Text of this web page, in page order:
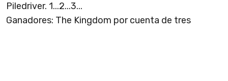
Piledriver. 1...2...3...
Ganadores: The Kingdom por cuenta de tres